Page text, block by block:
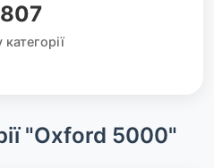
категорії
"Oxford 5000"